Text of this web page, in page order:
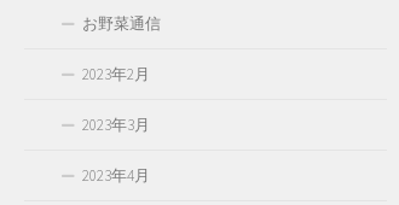
お野菜通信
2023年2月
2023年3月
2023年4月